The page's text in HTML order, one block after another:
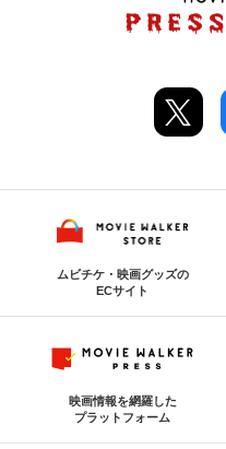
ムビチケ・映画グッズの
ECサイト
映画情報を網羅した
プラットフォーム